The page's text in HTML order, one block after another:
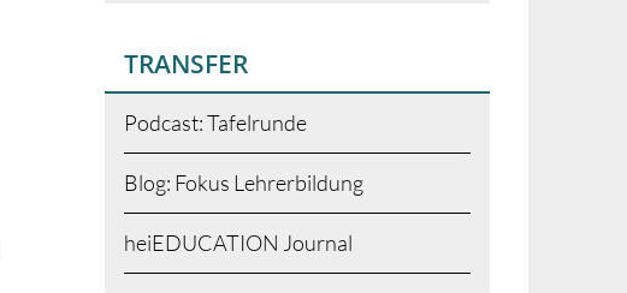
TRANSFER
Podcast: Tafelrunde
Blog: Fokus Lehrerbildung
heiEDUCATION Journal